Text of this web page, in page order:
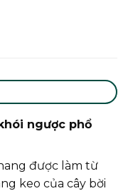
ngược phổ
được làm từ
keo của cây bời